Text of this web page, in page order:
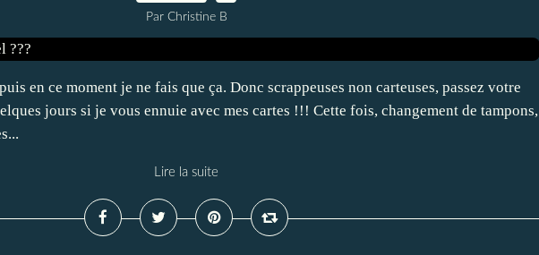
Par Christine B
en ce moment je ne fais que ça. Donc scrappeuses non carteuses, passez votre
jours si je vous ennuie avec mes cartes !!! Cette fois, changement de tampons,
Lire la suite